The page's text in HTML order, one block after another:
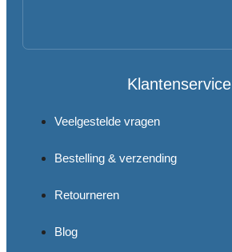
Klantenservice
Veelgestelde vragen
Bestelling & verzending
Retourneren
Blog